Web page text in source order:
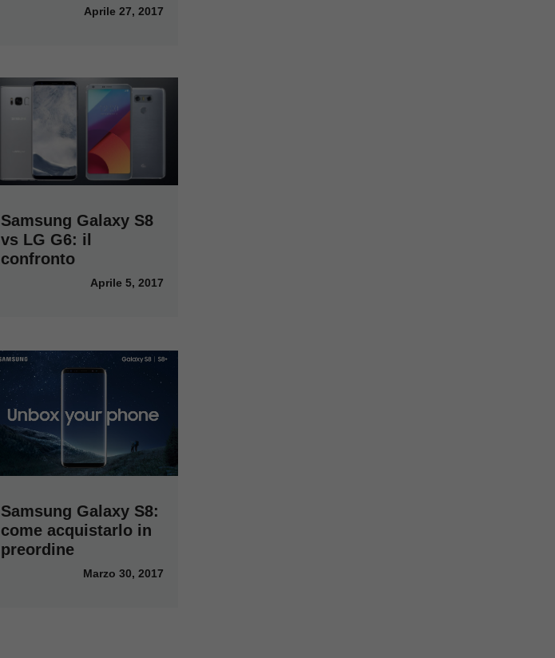
Aprile 27, 2017
Samsung Galaxy S8
vs LG G6: il
confronto
Aprile 5, 2017
Samsung Galaxy S8:
come acquistarlo in
preordine
Marzo 30, 2017